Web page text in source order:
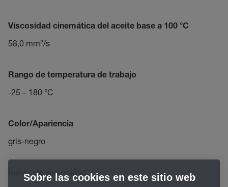
Viscosidad cinemática del aceite base a 100 °C
58,0 mm²/s
Rango de temperatura de trabajo
-25 – 180 °C
Color/Apariencia
gris-negro
Índice de viscosidad
Sobre las cookies en este sitio web